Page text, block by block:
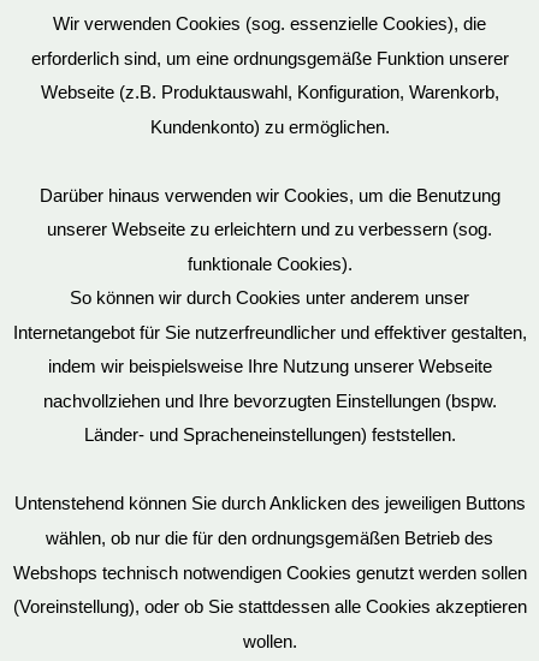
Datenschutz
Mein Konto
Vertrag widerrufen
Wir verwenden Cookies (sog. essenzielle Cookies), die
erforderlich sind, um eine ordnungsgemäße Funktion unserer
Webseite (z.B. Produktauswahl, Konfiguration, Warenkorb,
Kundenkonto) zu ermöglichen.
Darüber hinaus verwenden wir Cookies, um die Benutzung
unserer Webseite zu erleichtern und zu verbessern (sog.
funktionale Cookies).
So können wir durch Cookies unter anderem unser
Internetangebot für Sie nutzerfreundlicher und effektiver gestalten,
indem wir beispielsweise Ihre Nutzung unserer Webseite
nachvollziehen und Ihre bevorzugten Einstellungen (bspw.
Länder- und Spracheneinstellungen) feststellen.
Untenstehend können Sie durch Anklicken des jeweiligen Buttons
wählen, ob nur die für den ordnungsgemäßen Betrieb des
Webshops technisch notwendigen Cookies genutzt werden sollen
(Voreinstellung), oder ob Sie stattdessen alle Cookies akzeptieren
wollen.